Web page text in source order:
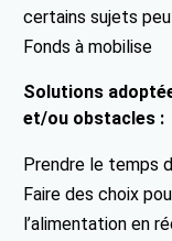
certains sujets
Fonds à mobilise
Solutions
et/ou obstacles :
Prendre le temps
Faire des choix
l’alimentation en